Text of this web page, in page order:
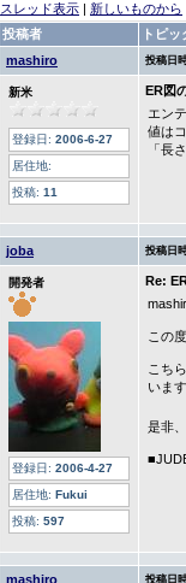
スレッド表示 | 新しいものから
投稿者
トピッ
mashiro
投稿日
新米
登録日: 2006-6-27
居住地:
投稿: 11
ER図
エン
値は
「長
joba 投稿日
開発者
登録日: 2006-4-27
居住地: Fukui
投稿: 597
Re:
この
こち
いま
是非
mashiro 投稿日